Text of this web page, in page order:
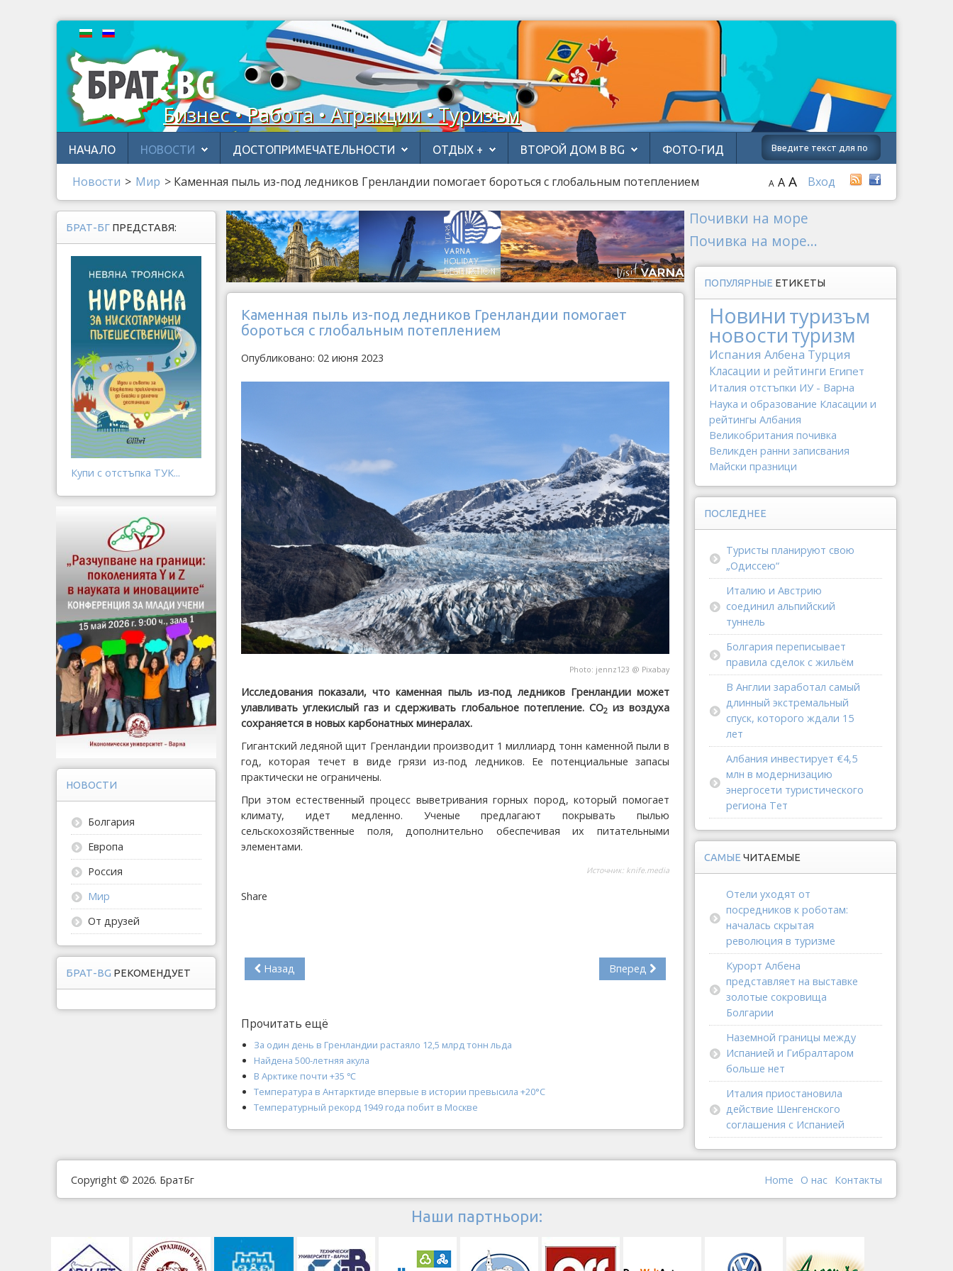
Бизнес • Работа • Атракции • Туризъм
НАЧАЛО НОВОСТИ ДОСТОПРИМЕЧАТЕЛЬНОСТИ ОТДЫХ + ВТОРОЙ ДОМ В BG ФОТО-ГИД
Новости > Мир > Каменная пыль из-под ледников Гренландии помогает бороться с глобальным потеплением Вход
A A A
Каменная пыль из-под ледников Гренландии помогает
бороться с глобальным потеплением
Опубликовано: 02 июня 2023
Photo: jennz123 @ Pixabay
Исследования показали, что каменная пыль из-под ледников Гренландии может
улавливать углекислый газ и сдерживать глобальное потепление. CO2из воздуха
сохраняется в новых карбонатных минералах.
Гигантский ледяной щит Гренландии производит 1 миллиард тонн каменной пыли в
год, которая течет в виде грязи из-под ледников. Ее потенциальные запасы
практически не ограничены.
При этом естественный процесс выветривания горных пород, который помогает
климату, идет медленно. Ученые предлагают покрывать пылью
сельскохозяйственные поля, дополнительно обеспечивая их питательными
элементами.
Источник: knife.media
Share
Назад Вперед
Прочитать ещё
За один день в Гренландии растаяло 12,5 млрд тонн льда
Найдена 500-летняя акула
В Арктике почти +35 ‎℃
Температура в Антарктиде впервые в истории превысила +20°С
Температурный рекорд 1949 года побит в Москве
БРАТ-БГ ПРЕДСТАВЯ:
Купи с отстъпка ТУК...
НОВОСТИ
Болгария
Европа
Россия
Мир
От друзей
БРАТ-BG РЕКОМЕНДУЕТ
Почивки на море
Почивка на море...
ПОПУЛЯРНЫЕ ЕТИКЕТЫ
Новинитуризъм
новоституризм
Испания Албена Турция
Класации и рейтинги Египет
Италия отстъпки ИУ - Варна
Наука и образование Класации и
рейтингы Албания
Великобритания почивка
Великден ранни записвания
Майски празници
ПОСЛЕДНЕЕ
Туристы планируют свою
„Одиссею“
Италию и Австрию
соединил альпийский
туннель
Болгария переписывает
правила сделок с жильём
В Англии заработал самый
длинный экстремальный
спуск, которого ждали 15
лет
Албания инвестирует €4,5
млн в модернизацию
энергосети туристического
региона Тет
САМЫЕ ЧИТАЕМЫЕ
Отели уходят от
посредников к роботам:
началась скрытая
революция в туризме
Курорт Албена
представляет на выставке
золотые сокровища
Болгарии
Наземной границы между
Испанией и Гибралтаром
больше нет
Италия приостановила
действие Шенгенского
соглашения с Испанией
Copyright © 2026. БратБг Контакты
О наc
Home
Наши партньори: